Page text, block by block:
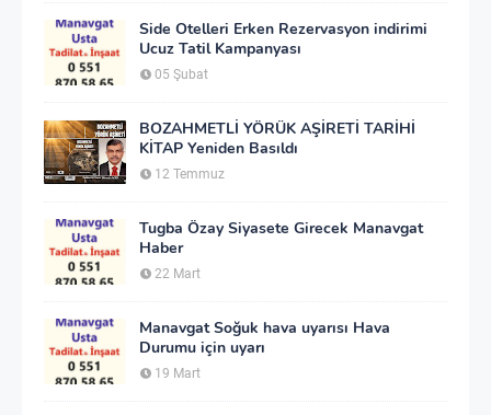
Side Otelleri Erken Rezervasyon indirimi
Ucuz Tatil Kampanyası
05 Şubat
BOZAHMETLİ YÖRÜK AŞİRETİ TARİHİ
KİTAP Yeniden Basıldı
12 Temmuz
Tugba Özay Siyasete Girecek Manavgat
Haber
22 Mart
Manavgat Soğuk hava uyarısı Hava
Durumu için uyarı
19 Mart